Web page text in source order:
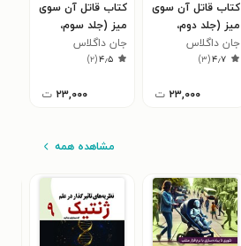
کتاب قاتل آن سوی
میز (جلد دوم،
جوزف کندرو)
جان داگلاس
۴٫۷(۳)
۲۳,۰۰۰ ت
کتاب قاتل آن سوی
میز (جلد سوم،
چارلز ادموند کالن)
جان داگلاس
۴٫۵(۲)
۲۳,۰۰۰ ت
مشاهده همه